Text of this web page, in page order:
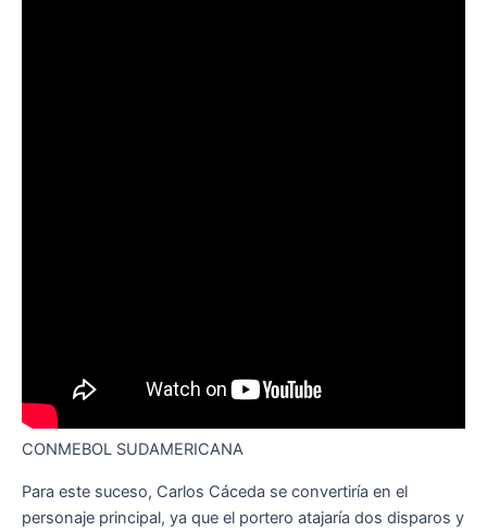
CONMEBOL SUDAMERICANA
Para este suceso, Carlos Cáceda se convertiría en el
personaje principal, ya que el portero atajaría dos disparos y